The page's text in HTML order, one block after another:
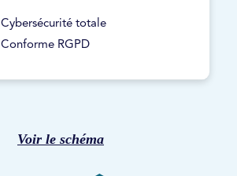
Cybersécurité totale
Conforme RGPD
Voir le schéma